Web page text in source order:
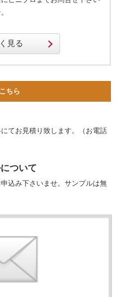
ちら
てお見積り致します。（お電話
ついて
込み下さいませ。サンプルは無